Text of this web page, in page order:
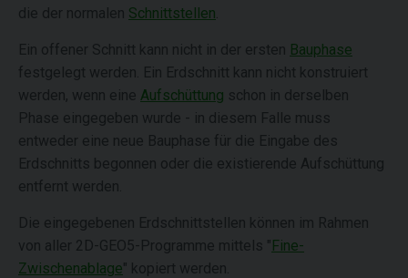
die der normalen Schnittstellen
Ein offener Schnitt kann nicht in der ersten Bauphase
festgelegt werden. Ein Erdschnitt kann nicht konstruiert
werden, wenn eine Aufschüttung schon in derselben
Phase eingegeben wurde - in diesem Falle muss
entweder eine neue Bauphase für die Eingabe des
Erdschnitts begonnen oder die existierende Aufschüttung
entfernt werden.
Die eingegebenen Erdschnittstellen können im Rahmen
von aller 2D-GEO5-Programme mittels "Fine-
Zwischenablage" kopiert werden.